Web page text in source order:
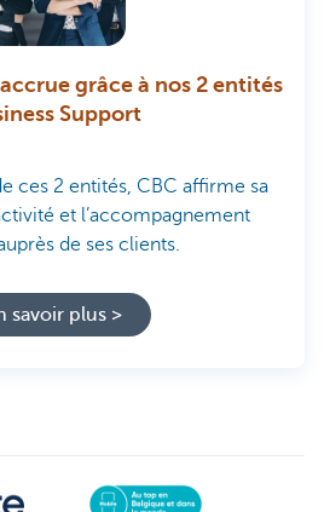
grâce à nos 2 entités
Support
ces 2 entités, CBC affirme sa
et l’accompagnement
de ses clients.
savoir plus >